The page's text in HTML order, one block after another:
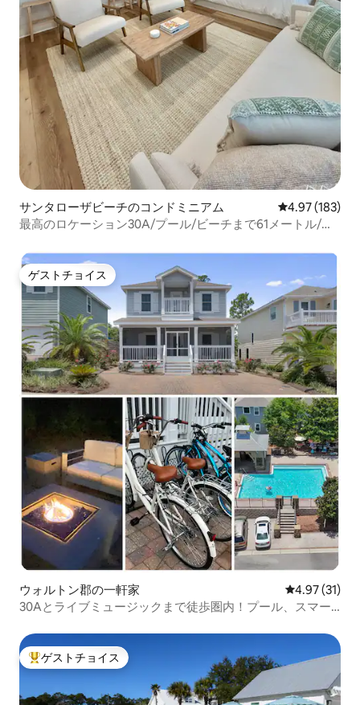
サンタローザビーチのコンドミニアム レビュー183
4.97 (183)
最高のロケーション30A/プール/ビーチまで61メートル/Wi-
ゲストチョイス
ゲストチョイス
ウォルトン郡の一軒家 レビュー31
4.97 (31)
30Aとライブミュージックまで徒歩圏内！プール、スマー
大好評のゲストチョイスです。
ゲストチョイス